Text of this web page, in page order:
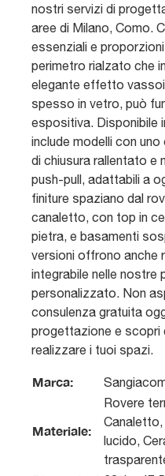
nostri servizi di
aree di Milano, Como.
essenziali e
perimetro rialzato che
elegante effetto
spesso in vetro, può
espositiva. Disponibile
include modelli con
di chiusura rallentato e
push-pull, adattabili a
finiture spaziano dal
canaletto, con top in
pietra, e basamenti
versioni offrono anche
integrabile nelle nostre
personalizzato. Non
consulenza gratuita
progettazione e scopri
realizzare i tuoi spazi.
Marca:
Materiale:
Rovere
lucido,